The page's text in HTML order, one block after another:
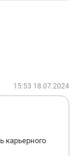
на
увеличил
15:53 18.07.2024
карьерного